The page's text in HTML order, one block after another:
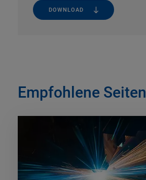
DOWNLOAD
Empfohlene Seiten